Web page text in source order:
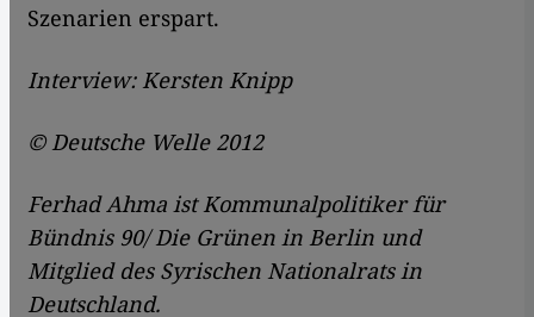
Szenarien erspart.
Interview: Kersten Knipp
© Deutsche Welle 2012
Ferhad Ahma ist Kommunalpolitiker für
Bündnis 90/ Die Grünen in Berlin und
Mitglied des Syrischen Nationalrats in
Deutschland.